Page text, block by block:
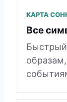
КАРТА
Все